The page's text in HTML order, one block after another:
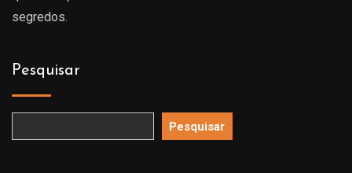
segredos.
Pesquisar
Pesquisar